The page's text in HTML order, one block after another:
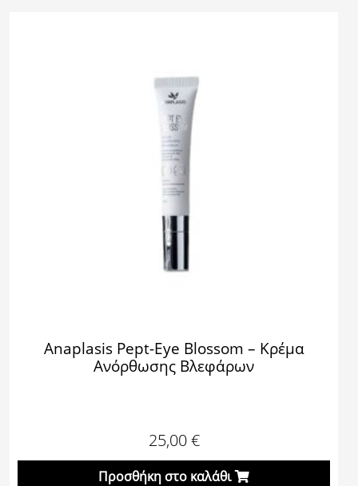
Anaplasis Pept-Eye Blossom – Κρέμα
Ανόρθωσης Βλεφάρων
25,00€
Προσθήκη στο καλάθι